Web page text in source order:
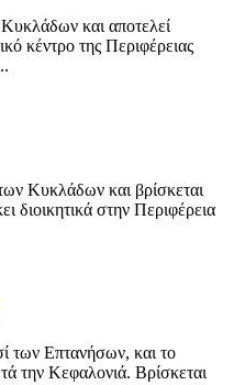
και αποτελεί
κέντρο της Περιφέρειας
Κυκλάδων και βρίσκεται
διοικητικά στην Περιφέρεια
των Επτανήσων, και το
την Κεφαλονιά. Βρίσκεται